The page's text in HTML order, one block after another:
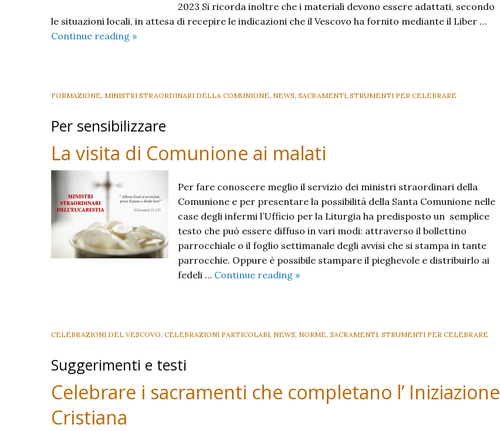
2023 Si ricorda inoltre che i materiali devono essere adattati, secondo
le situazioni locali, in attesa di recepire le indicazioni che il Vescovo ha fornito mediante il Liber …
Continue reading Celebrazione
»
FORMAZIONE, MINISTRI STRAORDINARI DELLA COMUNIONE, NEWS, SACRAMENTI, STRUMENTI PER CELEBRARE
Per sensibilizzare
La visita di Comunione ai malati
Per fare conoscere meglio il servizio dei ministri straordinari della
Comunione e per presentare la possibilità della Santa Comunione nelle
case degli infermi l’Ufficio per la Liturgia ha predisposto un semplice
testo che può essere diffuso in vari modi: attraverso il bollettino
parrocchiale o il foglio settimanale degli avvisi che si stampa in tante
parrocchie. Oppure è possibile stampare il pieghevole e distribuirlo ai
fedeli … Continue reading La
ai
»
CELEBRAZIONI DEL VESCOVO, CELEBRAZIONI PARTICOLARI, NEWS, NORME, SACRAMENTI, STRUMENTI PER CELEBRARE
Suggerimenti e testi
Celebrare i sacramenti che completano l’ Iniziazione
Cristiana